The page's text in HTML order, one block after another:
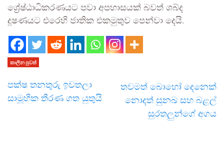
ශ්‍රේෂ්ඨාධිකරණයට පවා අපහාසයක් බවත් ශබ්ද
දූෂණයට එරෙහි ජාතික එකමුතුව පෙන්වා දෙයි.
කාලීන පුවත්
පක්ෂ තනතුරු ඉවතලා
සාමූහික තීරණ ගත යුතුයි
තවමත් බොහෝ දෙනෙක්
නොදත් සුනඛ සහ බළල්
සුරතලුන්ගේ අගය